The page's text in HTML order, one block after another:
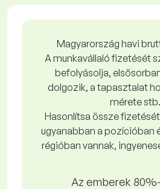
Magyarország havi
A munkavállaló fizetését
befolyásolja,
dolgozik, a tapasztalat
mérete stb.
Hasonlítsa össze
ugyanabban a pozícióban
régióban vannak,
Az emberek